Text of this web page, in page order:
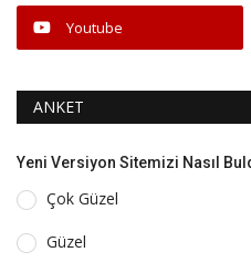
Youtube
ANKET
Yeni Versiyon Sitemizi Nasıl
Çok Güzel
Güzel